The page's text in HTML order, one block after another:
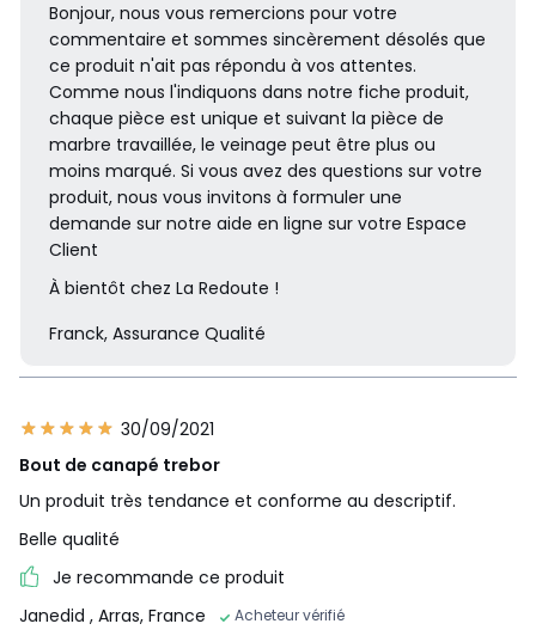
Bonjour, nous vous remercions pour votre
commentaire et sommes sincèrement désolés que
ce produit n'ait pas répondu à vos attentes.
Comme nous l'indiquons dans notre fiche produit,
chaque pièce est unique et suivant la pièce de
marbre travaillée, le veinage peut être plus ou
moins marqué. Si vous avez des questions sur votre
produit, nous vous invitons à formuler une
demande sur notre aide en ligne sur votre Espace
Client
À bientôt chez La Redoute !
Franck, Assurance Qualité
30/09/2021
Bout de canapé trebor
Un produit très tendance et conforme au descriptif.
Belle qualité
Je recommande ce produit
Janedid , Arras, France Acheteur vérifié